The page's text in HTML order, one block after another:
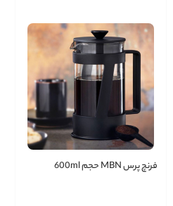
فرنچ پرس MBN حجم 600ml